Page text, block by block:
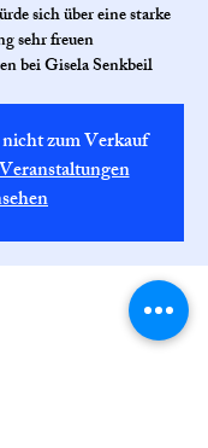
sich über eine starke
sehr freuen
Anmeldung erbeten bei Gisela Senkbeil
zum Verkauf